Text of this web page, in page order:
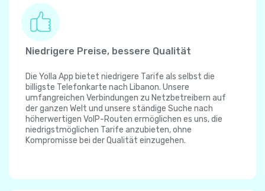
Niedrigere Preise, bessere Qualität
Die Yolla App bietet niedrigere Tarife als selbst die
billigste Telefonkarte nach Libanon. Unsere
umfangreichen Verbindungen zu Netzbetreibern auf
der ganzen Welt und unsere ständige Suche nach
höherwertigen VoIP-Routen ermöglichen es uns, die
niedrigstmöglichen Tarife anzubieten, ohne
Kompromisse bei der Qualität einzugehen.